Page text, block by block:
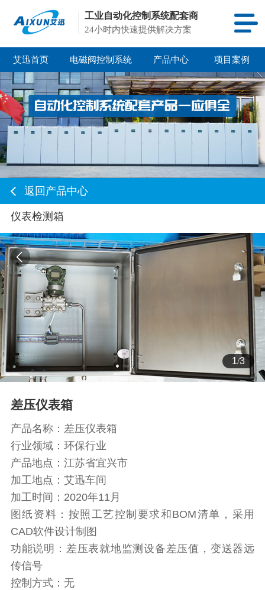
工业自动化控制系统配套商
24小时内快速提供解决方案
艾迅首页 电磁阀控制系统 产品中心 项目案例
返回产品中心
仪表检测箱
2/3
差压仪表箱
产品名称：差压仪表箱
行业领域：环保行业
产品地点：江苏省宜兴市
加工地点：艾迅车间
加工时间：2020年11月
图纸资料：按照工艺控制要求和BOM清单，采用
CAD软件设计制图
功能说明：差压表就地监测设备差压值，变送器远
传信号
控制方式：无